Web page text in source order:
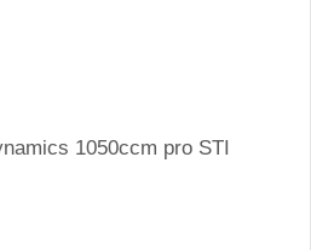
1050ccm pro STI